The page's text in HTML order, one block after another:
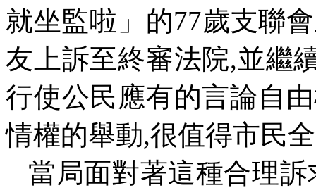
就坐監啦」的77歲支聯
友上訴至終審法院,並繼
行使公民應有的言論自
情權的舉動,很值得市民
當局面對著這種合理訴